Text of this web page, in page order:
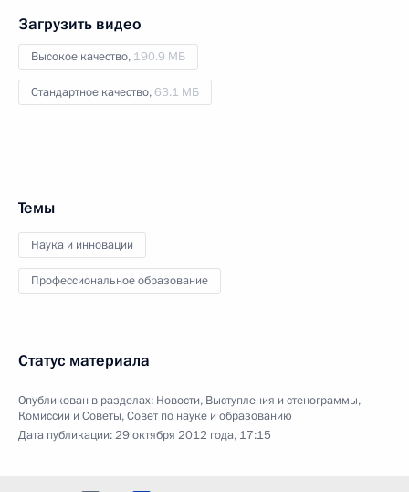
Загрузить видео
Высокое качество, 190.9 МБ
Стандартное качество,63.1 МБ
Темы
Наука и инновации
Профессиональное образование
Статус материала
Опубликован в разделах: Новости, Выступления и стенограммы,
Комиссии и Советы,Совет по науке и образованию
Дата публикации:29 октября 2012 года, 17:15